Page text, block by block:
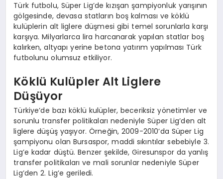
Türk futbolu, Süper Lig’de kızışan şampiyonluk yarışının
gölgesinde, devasa statların boş kalması ve köklü
kulüplerin alt liglere düşmesi gibi temel sorunlarla karşı
karşıya. Milyarlarca lira harcanarak yapılan statlar boş
kalırken, altyapı yerine betona yatırım yapılması Türk
futbolunu olumsuz etkiliyor.
Köklü Kulüpler Alt Liglere
Düşüyor
Türkiye’de bazı köklü kulüpler, beceriksiz yönetimler ve
sorunlu transfer politikaları nedeniyle Süper Lig’den alt
liglere düşüş yaşıyor. Örneğin, 2009-2010’da Süper Lig
şampiyonu olan Bursaspor, maddi sıkıntılar sebebiyle 3.
Lig’e kadar düştü. Benzer şekilde, Giresunspor da yanlış
transfer politikaları ve mali sorunlar nedeniyle Süper
Lig’den 2. Lig’e geriledi.